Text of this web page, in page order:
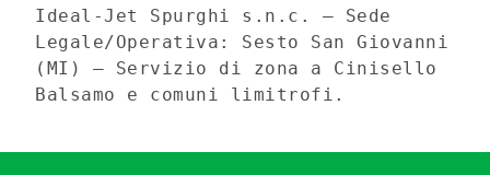
Ideal-Jet Spurghi s.n.c. – Sede
Legale/Operativa: Sesto San Giovanni
(MI) – Servizio di zona a Cinisello
Balsamo e comuni limitrofi.